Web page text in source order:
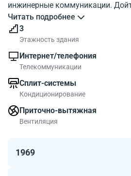
инжинерные коммуникации.
метро Алексеевская можно
Этажность здания - 3 этажа.
парковкой. Посмотрите
стоящему зданию Grafsky 12ab2.
указано месторасположение
инфраструктурой.
Относится здание к классу B
Графский пер, 12ас2 будет
площадь здания 1493 м2.
БЦ Графский пер, 12ас2.
Читать подробнее
3
Этажность здания
Интернет/телефония
Телекоммуникации
Сплит-системы
Кондиционирование
Приточно-вытяжная
Вентиляция
1969